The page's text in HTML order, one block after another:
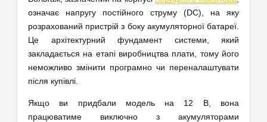
означає напругу постійного струму (DC), на яку
розрахований пристрій з боку акумуляторної батареї.
Це архітектурний фундамент системи, який
закладається на етапі виробництва плати, тому його
неможливо змінити програмно чи переналаштувати
після купівлі.
Якщо ви придбали модель на 12 В, вона
працюватиме виключно з акумуляторами